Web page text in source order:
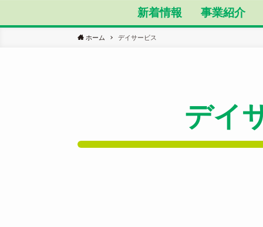
新着情報 事業紹介
ホーム デイサービス
デイ